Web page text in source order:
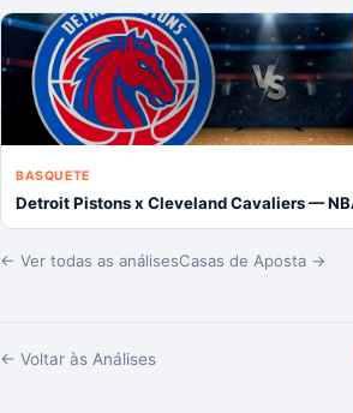
BASQUETE
Detroit Pistons x Cleveland Cavaliers —
← Ver todas as análisesCasas de Aposta →
← Voltar às Análises